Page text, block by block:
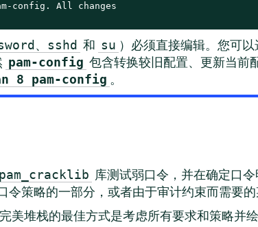
config. All changes
、sshd 和 su ）必须直接编辑。您可
pam-config 包含转换较旧配置、更新当前
8 pam-config 。
pam_cracklib 库测试弱口令，并在确定口
策略的一部分，或者由于审计约束而需要的
美堆栈的最佳方式是考虑所有要求和策略并绘